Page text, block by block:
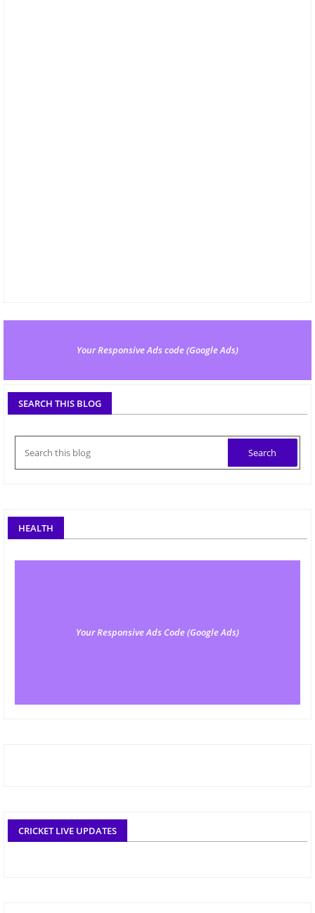
Your Responsive Ads code (Google Ads)
SEARCH THIS BLOG
HEALTH
Your Responsive Ads Code (Google Ads)
CRICKET LIVE UPDATES